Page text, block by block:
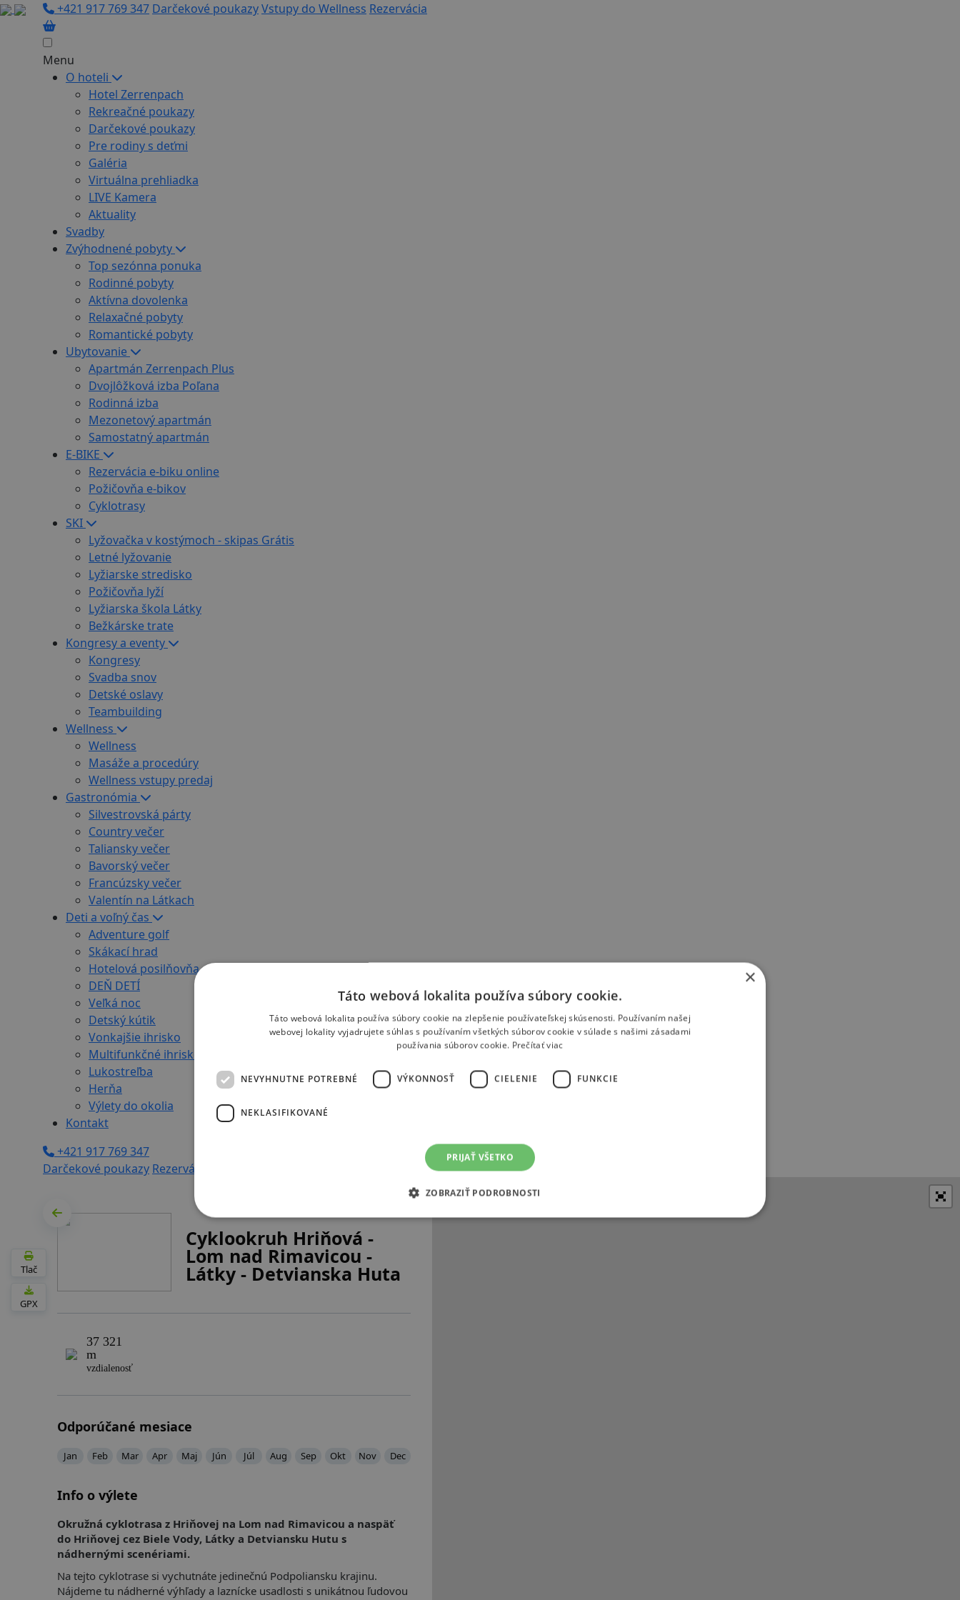
+421 917 769 347 Darčekové poukazyVstupy do Wellness Rezervácia
Menu
O hoteli
Hotel Zerrenpach
Rekreačné poukazy
Darčekové poukazy
Pre rodiny s deťmi
Galéria
Virtuálna prehliadka
LIVE Kamera
Aktuality
Svadby
Zvýhodnené pobyty
Top sezónna ponuka
Rodinné pobyty
Aktívna dovolenka
Relaxačné pobyty
Romantické pobyty
Ubytovanie
Apartmán Zerrenpach Plus
Dvojlôžková izba Poľana
Rodinná izba
Mezonetový apartmán
Samostatný apartmán
E-BIKE
Rezervácia e-biku online
Požičovňa e-bikov
Cyklotrasy
SKI
Lyžovačka v kostýmoch - skipas Grátis
Letné lyžovanie
Lyžiarske stredisko
Požičovňa lyží
Lyžiarska škola Látky
Bežkárske trate
Kongresy a eventy
Kongresy
Svadba snov
Detské oslavy
Teambuilding
Wellness
Wellness
Masáže a procedúry
Wellness vstupy predaj
Gastronómia
Silvestrovská párty
Country večer
Taliansky večer
Bavorský večer
Francúzsky večer
Valentín na Látkach
Deti a voľný čas
Adventure golf
Skákací hrad
Hotelová posilňovňa
DEŇ DETÍ
Veľká noc
Detský kútik
Vonkajšie ihrisko
Multifunkčné ihrisko
Lukostreľba
Herňa
Výlety do okolia
Kontakt
+421 917 769 347
Darčekové poukazy Rezervácia
Tlač
GPX
Cyklookruh Hriňová -
Lom nad Rimavicou -
Látky - Detvianska Huta
37 321
m
vzdialenosť
Odporúčané mesiace
Jan Feb Mar Apr Maj Jún Júl Aug Sep Okt Nov Dec
Info o výlete
Okružná cyklotrasa z Hriňovej na Lom nad Rimavicou a naspäť
do Hriňovej cez Biele Vody, Látky a Detviansku Hutu s
nádhernými scenériami.
Na tejto cyklotrase si vychutnáte jedinečnú Podpoliansku krajinu.
Nájdeme tu nádherné výhľady a laznícke usadlosti s unikátnou ľudovou
×
Táto webová lokalita používa súbory cookie.
Táto webová lokalita používa súbory cookie na zlepšenie používateľskej skúsenosti. Používaním našej
webovej lokality vyjadrujete súhlas s používaním všetkých súborov cookie v súlade s našimi zásadami
používania súborov cookie. Prečítať viac
NEVYHNUTNE POTREBNÉ VÝKONNOSŤ CIELENIE FUNKCIE
NEKLASIFIKOVANÉ
PRIJAŤ VŠETKO
ZOBRAZIŤ PODROBNOSTI